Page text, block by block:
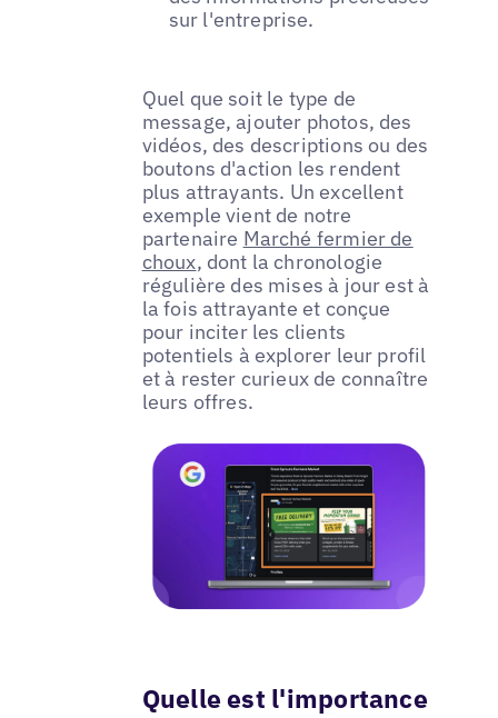
sur l'entreprise.
Quel que soit le type de
message, ajouter photos, des
vidéos, des descriptions ou des
boutons d'action les rendent
plus attrayants. Un excellent
exemple vient de notre
partenaire Marché fermier de
choux, dont la chronologie
régulière des mises à jour est à
la fois attrayante et conçue
pour inciter les clients
potentiels à explorer leur profil
et à rester curieux de connaître
leurs offres.
Quelle est l'importance